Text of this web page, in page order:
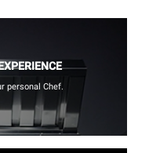
personal Chef.